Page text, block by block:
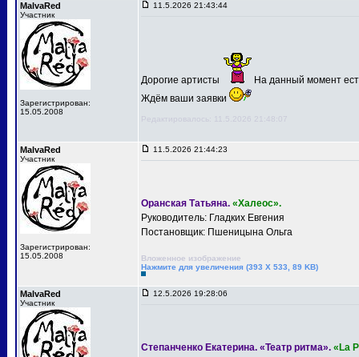
MalvaRed
Участник
Зарегистрирован:
15.05.2008
11.5.2026 21:43:44
Дорогие артисты
На данный момент
Ждём ваши заявки
Редактировалось: 11.5.2026 21:48:07
MalvaRed
Участник
Зарегистрирован:
15.05.2008
11.5.2026 21:44:23
Оранская Татьяна. «Халеос».
Руководитель: Гладких Евгения
Постановщик: Пшеницына Ольга
Вложенное изображение
Нажмите для увеличения (393 X 533, 89 KB)
MalvaRed
Участник
12.5.2026 19:28:06
Степанченко Екатерина. «Театр ритма». «La